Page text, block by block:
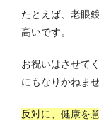
たとえば、老眼
高いです。
お祝いはさせて
にもなりかねませ
反対に、健康を